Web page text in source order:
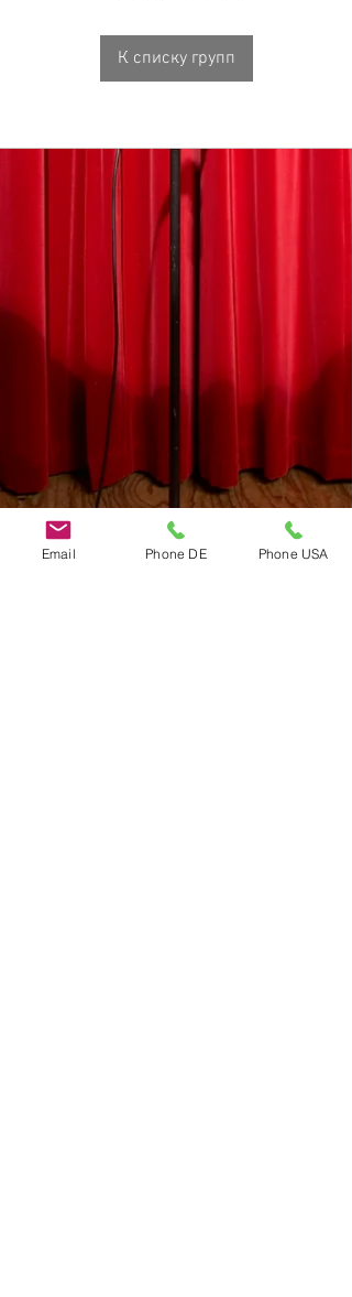
К списку групп
Email Phone DE Phone USA